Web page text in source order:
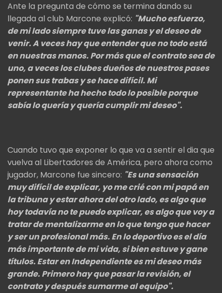
Ante la pregunta de cómo se termina dando su
llegada al club Marcone explicó: "Mucho esfuerzo,
de mi lado siempre tuve las ganas y el deseo de
venir. A veces hay que entender que no todo está
en nuestras manos. Por más que el contrato sea de
uno, a veces los clubes dueños de nuestros pases
ponen sus trabas y se hace difícil. Mi
representante ha hecho todo lo posible porque
sabía lo quería y quería cumplir mi deseo".
Cuando tuvo que exponer lo que va a sentir el dia que
vuelva al Libertadores de América, pero ahora como
jugador, Marcone fue sincero: "Es una sensación
muy difícil de explicar, yo me crié con mi papá en
la tribuna y estar ahora del otro lado, es algo que
hoy todavía no te puedo explicar, es algo que voy a
tratar de mentalizarme en lo que tengo que hacer
y ser un profesional más. En lo deportivo es el día
más importante de mi vida, si bien estuve y gane
títulos. Estar en Independiente es mi deseo más
grande. Primero hay que pasar la revisión, el
contrato y después sumarme al equipo".